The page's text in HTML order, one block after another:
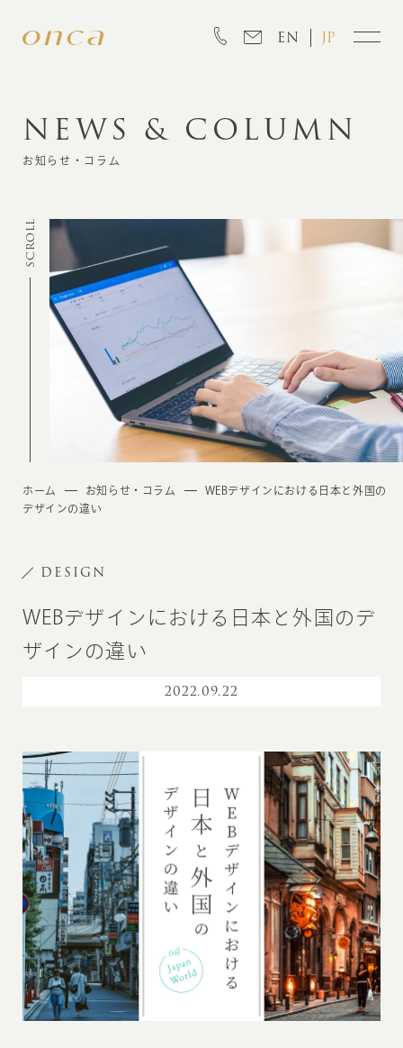
EN JP
INFORMATION
CREATION
MARKETING
NEWS & COLUMN
お知らせ・コラム
SCROLL
ホーム お知らせ・コラム
WEBデザインにおける日本と外国の
デザインの違い
DESIGN
WEBデザインにおける日本と外国のデ
ザインの違い
2022.09.22